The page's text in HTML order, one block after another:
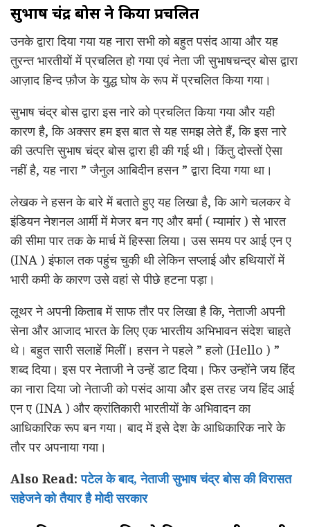
सुभाष चंद्र बोस ने किया प्रचलित
उनके द्वारा दिया गया यह नारा सभी को बहुत पसंद आया और यह
तुरन्त भारतीयों में प्रचलित हो गया एवं नेता जी सुभाषचन्द्र बोस द्वारा
आज़ाद हिन्द फ़ौज के युद्ध घोष के रूप में प्रचलित किया गया।
सुभाष चंद्र बोस द्वारा इस नारे को प्रचलित किया गया और यही
कारण है, कि अक्सर हम इस बात से यह समझ लेते हैं, कि इस नारे
की उत्पत्ति सुभाष चंद्र बोस द्वारा ही की गई थी। किंतु दोस्तों ऐसा
नहीं है, यह नारा ” जैनुल आबिदीन हसन ” द्वारा दिया गया था।
लेखक ने हसन के बारे में बताते हुए यह लिखा है, कि आगे चलकर वे
इंडियन नेशनल आर्मी में मेजर बन गए और बर्मा ( म्यामांर ) से भारत
की सीमा पार तक के मार्च में हिस्सा लिया। उस समय पर आई एन ए
(INA ) इंफाल तक पहुंच चुकी थी लेकिन सप्लाई और हथियारों में
भारी कमी के कारण उसे वहां से पीछे हटना पड़ा।
लूथर ने अपनी किताब में साफ तौर पर लिखा है कि, नेताजी अपनी
सेना और आजाद भारत के लिए एक भारतीय अभिभावन संदेश चाहते
थे। बहुत सारी सलाहें मिलीं। हसन ने पहले ” हलो (Hello ) ”
शब्द दिया। इस पर नेताजी ने उन्हें डाट दिया। फिर उन्होंने जय हिंद
का नारा दिया जो नेताजी को पसंद आया और इस तरह जय हिंद आई
एन ए (INA ) और क्रांतिकारी भारतीयों के अभिवादन का
आधिकारिक रूप बन गया। बाद में इसे देश के आधिकारिक नारे के
तौर पर अपनाया गया।
Also Read:पटेल के बाद, नेताजी सुभाष चंद्र बोस की विरासत
सहेजने को तैयार है मोदी सरकार